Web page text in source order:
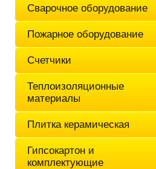
Сварочное оборудование
Пожарное оборудование
Счетчики
Теплоизоляционные
материалы
Плитка керамическая
Гипсокартон и
комплектующие